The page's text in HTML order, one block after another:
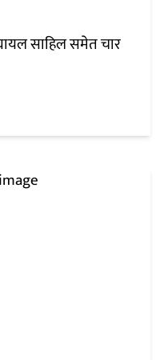
साहिल समेत चार